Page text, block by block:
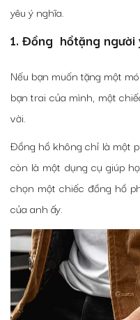
yêu ý nghĩa.
1. Đồng hồtặng người
Nếu bạn muốn tặng một
bạn trai của mình, một
vời.
Đồng hồ không chỉ là một
còn là một dụng cụ giúp
chọn một chiếc đồng hồ
của anh ấy.